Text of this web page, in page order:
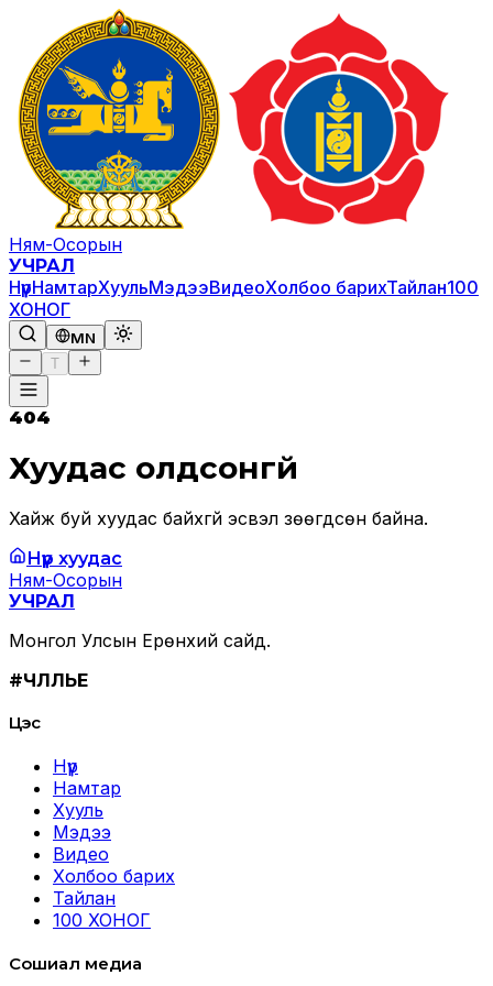
Ням-Осорын
УЧРАЛ
НүүрНамтарХуульМэдээВидеоХолбоо барихТайлан100
ХОНОГ
MN
T
404
Хуудас олдсонгүй
Хайж буй хуудас байхгүй эсвэл зөөгдсөн байна.
Нүүр хуудас
Ням-Осорын
УЧРАЛ
Монгол Улсын Ерөнхий сайд.
#ЧӨЛӨӨЛЬЕ
Цэс
Нүүр
Намтар
Хууль
Мэдээ
Видео
Холбоо барих
Тайлан
100 ХОНОГ
Сошиал медиа